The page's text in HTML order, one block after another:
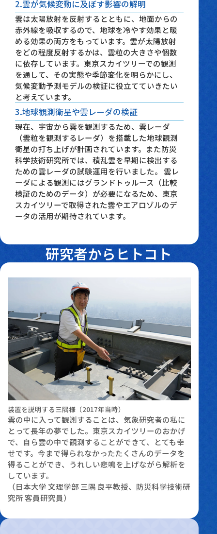
2.雲が気候変動に及ぼす影響の解明
雲は太陽放射を反射するとともに、地面からの
赤外線を吸収するので、地球を冷やす効果と暖
める効果の両方をもっています。雲が太陽放射
をどの程度反射するかは、雲粒の大きさや個数
に依存しています。東京スカイツリーでの観測
を通して、その実態や季節変化を明らかにし、
気候変動予測モデルの検証に役立てていきたい
と考えています。
3.地球観測衛星や雲レーダの検証
現在、宇宙から雲を観測するため、雲レーダ
（雲粒を観測するレーダ）を搭載した地球観測
衛星の打ち上げが計画されています。また防災
科学技術研究所では、積乱雲を早期に検出する
ための雲レーダの試験運用を行いました。 雲レ
ーダによる観測にはグランドトゥルース（比較
検証のためのデータ）が必要になるため、東京
スカイツリーで取得された雲やエアロゾルのデ
ータの活用が期待されています。
研究者からヒトコト
装置を説明する三隅様（2017年当時）
雲の中に入って観測することは、気象研究者の私に
とって長年の夢でした。東京スカイツリーのおかげ
で、自ら雲の中で観測することができて、とても幸
せです。今まで得られなかったたくさんのデータを
得ることができ、うれしい悲鳴を上げながら解析を
しています。
（日本大学 文理学部 三隅 良平教授、防災科学技術研
究所 客員研究員）